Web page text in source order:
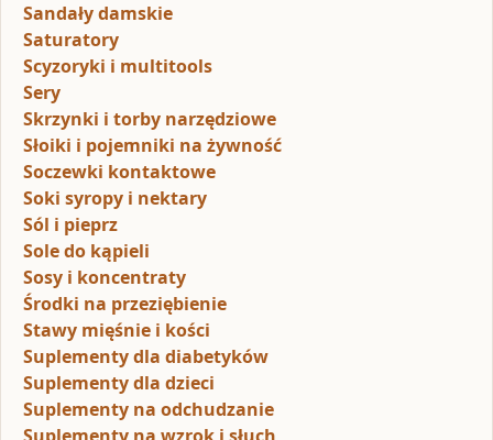
Sandały damskie
Saturatory
Scyzoryki i multitools
Sery
Skrzynki i torby narzędziowe
Słoiki i pojemniki na żywność
Soczewki kontaktowe
Soki syropy i nektary
Sól i pieprz
Sole do kąpieli
Sosy i koncentraty
Środki na przeziębienie
Stawy mięśnie i kości
Suplementy dla diabetyków
Suplementy dla dzieci
Suplementy na odchudzanie